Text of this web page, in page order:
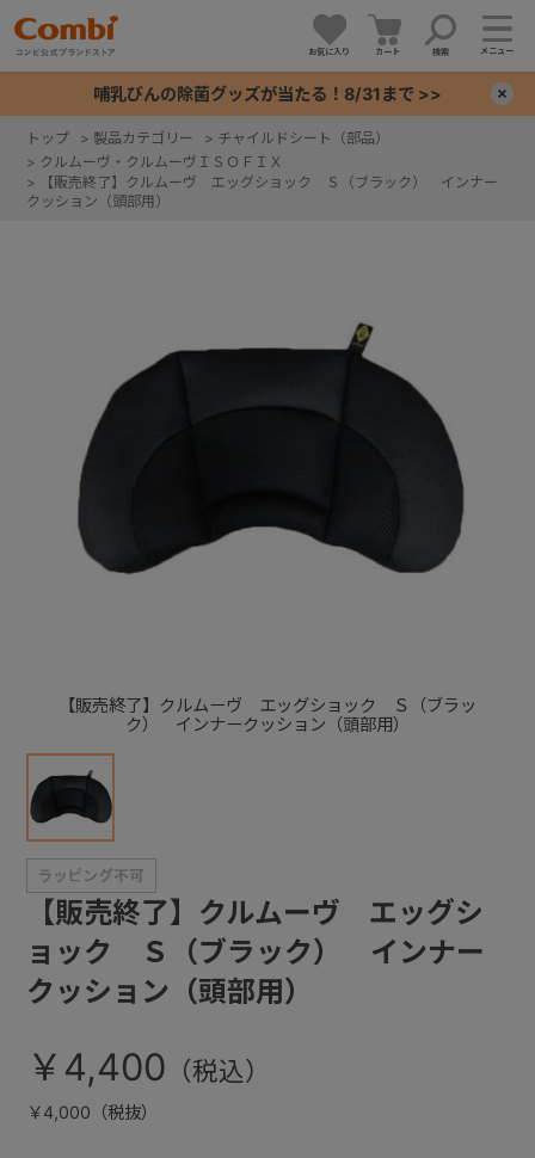
お気に入り カート 検索 メニュー
哺乳びんの除菌グッズが当たる！8/31まで >>
トップ > 製品カテゴリー > チャイルドシート（部品）
> クルムーヴ・クルムーヴＩＳＯＦＩＸ
>
【販売終了】クルムーヴ エッグショック Ｓ（ブラック） インナー
クッション（頭部用）
【販売終了】クルムーヴ エッグショック Ｓ（ブラッ
ク） インナークッション（頭部用）
【販売終了】クルムーヴ エッグシ
ョック Ｓ（ブラック） インナー
クッション（頭部用）
￥4,400
￥4,000（税抜）